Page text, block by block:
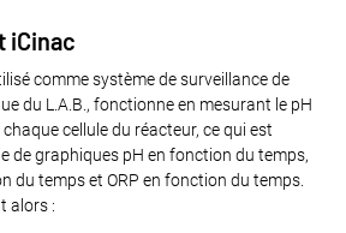
iCinac
comme système de surveillance de
du L.A.B., fonctionne en mesurant le pH
cellule du réacteur, ce qui est
de graphiques pH en fonction du temps,
du temps et ORP en fonction du temps.
alors :